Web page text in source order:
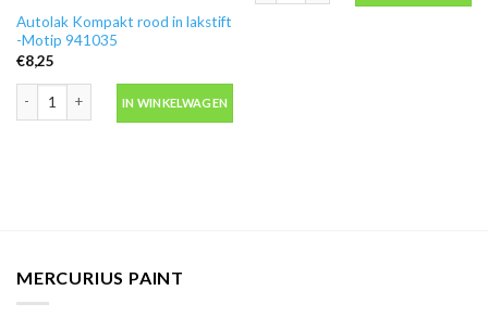
Autolak Kompakt rood in lakstift
-Motip 941035
€8,25
IN WINKELWAGEN
MERCURIUS PAINT